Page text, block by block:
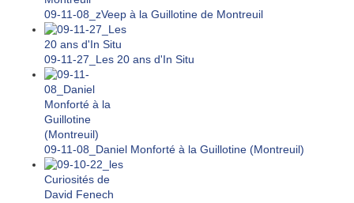
09-11-08_zVeep à la Guillotine de Montreuil
09-11-27_Les 20 ans d'In Situ
09-11-08_Daniel Monforté à la Guillotine (Montreuil)